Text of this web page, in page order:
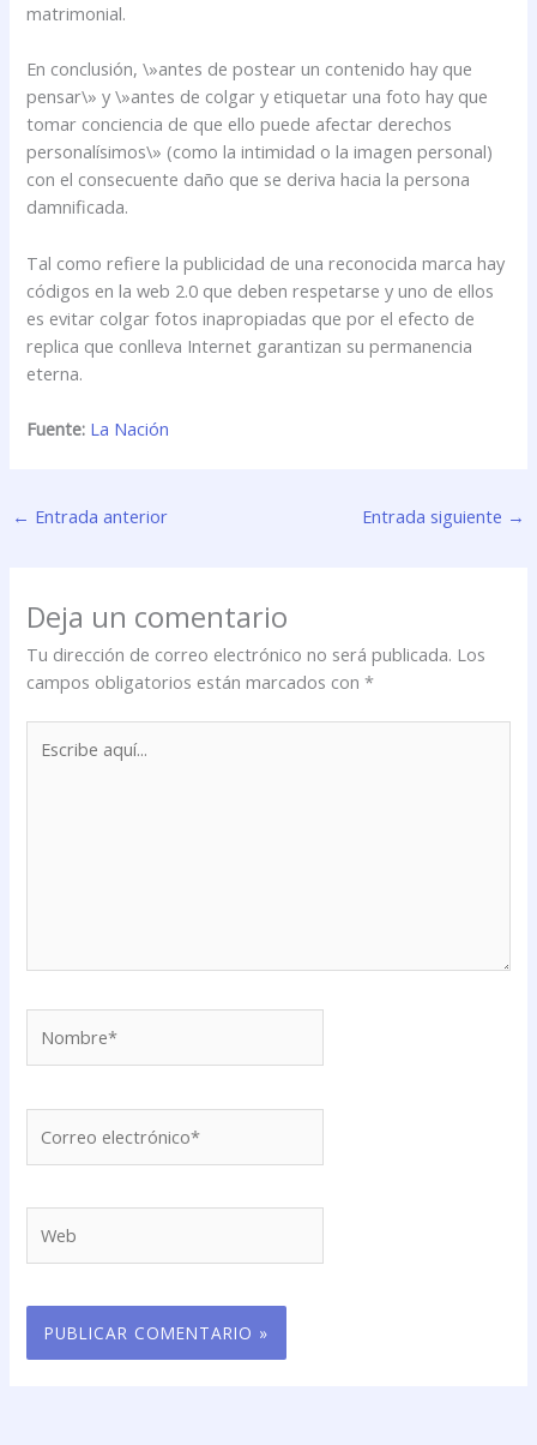
matrimonial.
En conclusión, \»antes de postear un contenido hay que
pensar\» y \»antes de colgar y etiquetar una foto hay que
tomar conciencia de que ello puede afectar derechos
personalísimos\» (como la intimidad o la imagen personal)
con el consecuente daño que se deriva hacia la persona
damnificada.
Tal como refiere la publicidad de una reconocida marca hay
códigos en la web 2.0 que deben respetarse y uno de ellos
es evitar colgar fotos inapropiadas que por el efecto de
replica que conlleva Internet garantizan su permanencia
eterna.
Fuente: La Nación
← Entrada anterior Entrada siguiente →
Deja un comentario
Tu dirección de correo electrónico no será publicada. Los
campos obligatorios están marcados con*
aquí...
electrónico*